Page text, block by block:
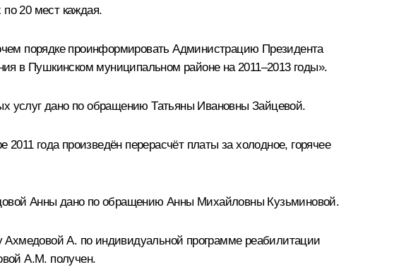
20 мест каждая.
порядке проинформировать Администрацию Президента
в Пушкинском муниципальном районе на 2011–2013 годы».
услуг дано по обращению Татьяны Ивановны Зайцевой.
года произведён перерасчёт платы за холодное, горячее
Анны дано по обращению Анны Михайловны Кузьминовой.
Ахмедовой А. по индивидуальной программе реабилитации
А.М. получен.